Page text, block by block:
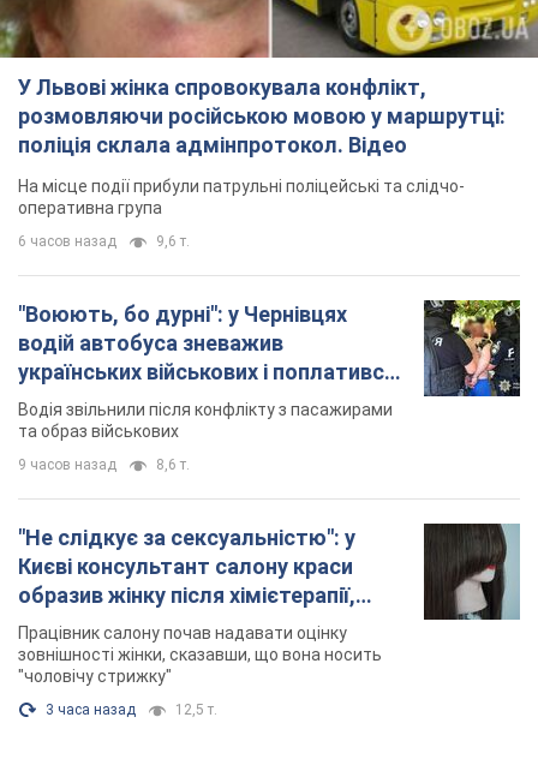
У Львові жінка спровокувала конфлікт,
розмовляючи російською мовою у маршрутці:
поліція склала адмінпротокол. Відео
На місце події прибули патрульні поліцейські та слідчо-
оперативна група
6 часов назад 9,6 т.
"Воюють, бо дурні": у Чернівцях
водій автобуса зневажив
українських військових і поплатився.
Відео
Водія звільнили після конфлікту з пасажирами
та образ військових
9 часов назад 8,6 т.
"Не слідкує за сексуальністю": у
Києві консультант салону краси
образив жінку після хімієтерапії,
розгорівся скандал. Фото
Працівник салону почав надавати оцінку
зовнішності жінки, сказавши, що вона носить
"чоловічу стрижку"
3 часа назад 12,5 т.